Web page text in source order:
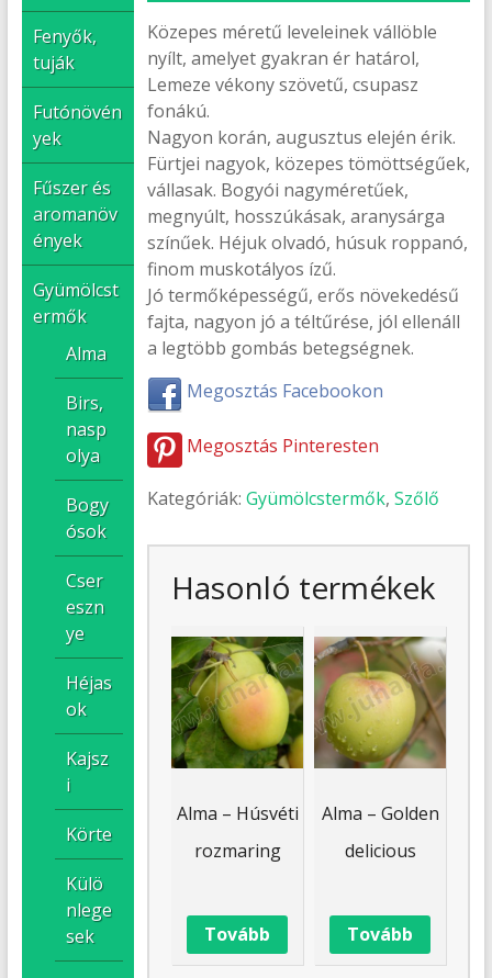
Közepes méretű leveleinek vállöble
nyílt, amelyet gyakran ér határol,
Lemeze vékony szövetű, csupasz
fonákú.
Nagyon korán, augusztus elején érik.
Fürtjei nagyok, közepes tömöttségűek,
vállasak. Bogyói nagyméretűek,
megnyúlt, hosszúkásak, aranysárga
színűek. Héjuk olvadó, húsuk roppanó,
finom muskotályos ízű.
Jó termőképességű, erős növekedésű
fajta, nagyon jó a téltűrése, jól ellenáll
a legtöbb gombás betegségnek.
Megosztás Facebookon
Megosztás Pinteresten
Kategóriák:Gyümölcstermők,Szőlő
Hasonló termékek
Alma – Húsvéti
rozmaring
Tovább
Alma – Golden
delicious
Tovább
Fenyők,
tuják
Futónövén
yek
Fűszer és
aromanöv
ények
Gyümölcst
ermők
Alma
Birs,
nasp
olya
Bogy
ósok
Cser
eszn
ye
Héjas
ok
Kajsz
i
Körte
Külö
nlege
sek